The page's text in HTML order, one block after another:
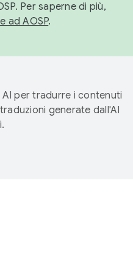
Per saperne di più,
ad AOSP.
per tradurre i contenuti
generate dall'AI